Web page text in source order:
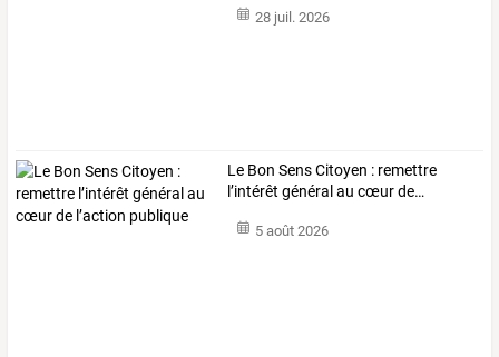
28 juil. 2026
Le Bon SensCitoyen : remettre
l’intérêt généralau cœurde…
5 août 2026